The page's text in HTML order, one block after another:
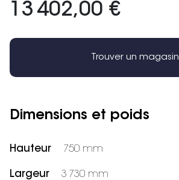
13 402,00 €
Trouver un magasin
Dimensions et poids
Hauteur 750 mm
Largeur 3 730 mm